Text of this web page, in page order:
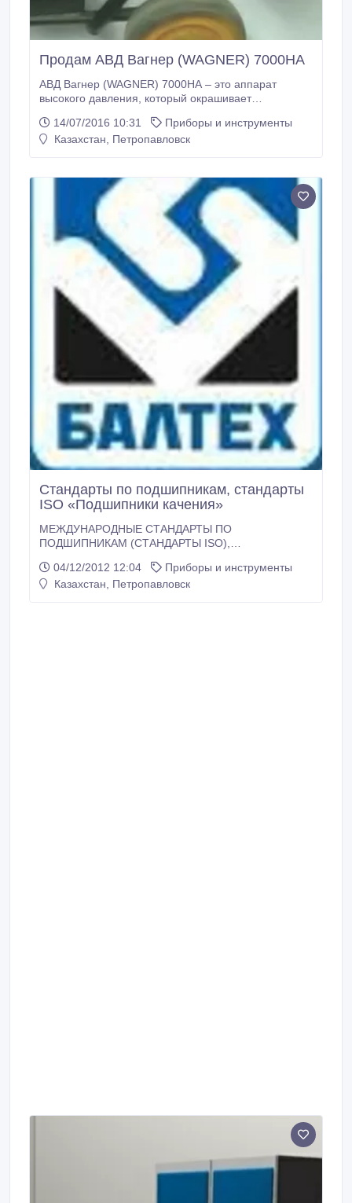
Продам АВД Вагнер (WAGNER) 7000HA
АВД Вагнер (WAGNER) 7000HA – это аппарат
высокого давления, который окрашивает
распыления антикоррозийных, лакокрасочных и
других материалов. Этот метод с дроблением
частицами на поверхности, намного экономичнее
по сравнению с пневматическим методом.
14/07/2016 10:31
Приборы и инструменты
Казахстан, Петропавловск
Стандарты по подшипникам, стандарты
ISO «Подшипники качения»
МЕЖДУНАРОДНЫЕ СТАНДАРТЫ ПО
ПОДШИПНИКАМ (СТАНДАРТЫ ISO),
ШАРНИРНЫХ ПОДШИПНИКОВ И ТЕЛ КАЧЕНИЯ.
Формально стандарты ISO («International
04/12/2012 12:04
Приборы и инструменты
Казахстан, Петропавловск